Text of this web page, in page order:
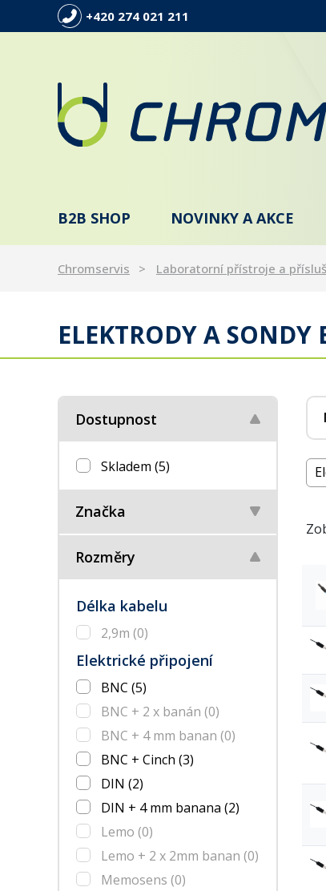
+420 274 021 211
B2B SHOP NOVINKY A AKCE
Chromservis Laboratorní přístroje a
ELEKTRODY A SONDY
Dostupnost
Skladem (5)
Značka
Rozměry
Délka kabelu
2,9m (0)
Elektrické připojení
BNC (5)
BNC + 2 x banán (0)
BNC + 4 mm banan (0)
BNC + Cinch (3)
DIN (2)
DIN + 4 mm banana (2)
Lemo (0)
Lemo + 2 x 2mm banan (0)
Memosens (0)